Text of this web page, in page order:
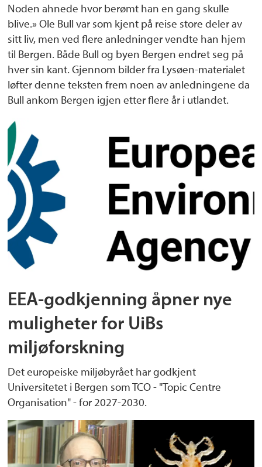
Noden ahnede hvor berømt han en gang skulle
blive.» Ole Bull var som kjent på reise store deler av
sitt liv, men ved flere anledninger vendte han hjem
til Bergen. Både Bull og byen Bergen endret seg på
hver sin kant. Gjennom bilder fra Lysøen-materialet
løfter denne teksten frem noen av anledningene da
Bull ankom Bergen igjen etter flere år i utlandet.
EEA-godkjenning åpner nye
muligheter for UiBs
miljøforskning
Det europeiske miljøbyrået har godkjent
Universitetet i Bergen som TCO - "Topic Centre
Organisation" - for 2027-2030.